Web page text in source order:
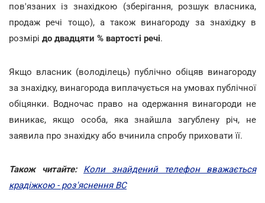
пов'язаних із знахідкою (зберігання, розшук власника,
продаж речі тощо), а також винагороду за знахідку в
розмірі до двадцяти % вартості речі.
Якщо власник (володілець) публічно обіцяв винагороду
за знахідку, винагорода виплачується на умовах публічної
обіцянки. Водночас право на одержання винагороди не
виникає, якщо особа, яка знайшла загублену річ, не
заявила про знахідку або вчинила спробу приховати її.
Також читайте:
Коли знайдений телефон вважається
крадіжкою - роз'яснення ВС